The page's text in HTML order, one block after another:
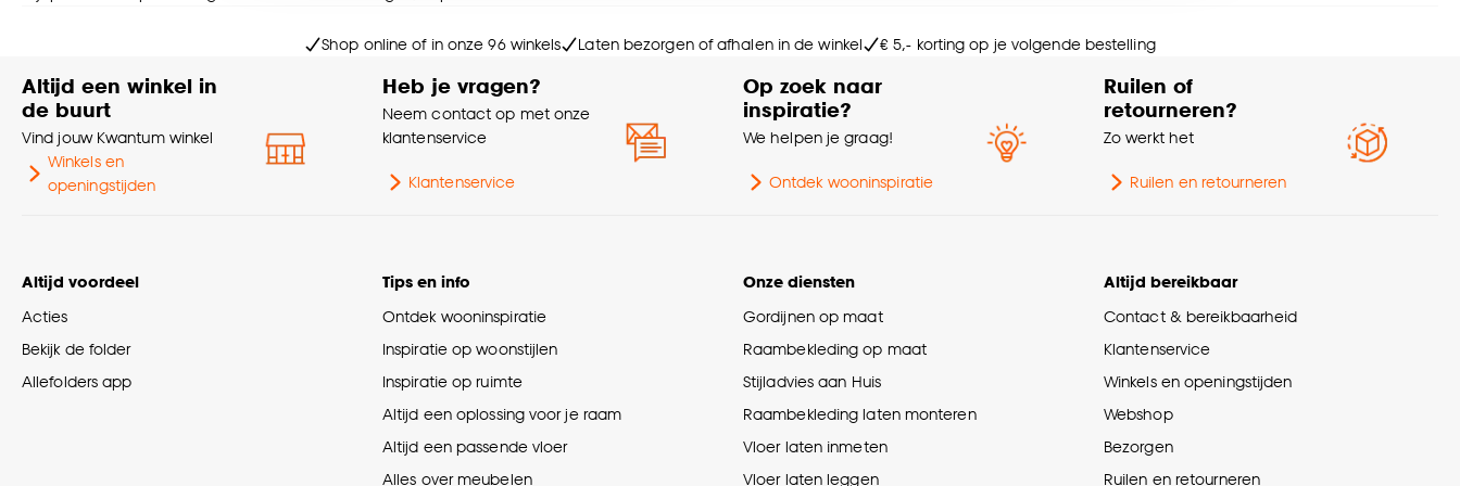
Goed om te weten is dat je deze keuze altijd nog kan aanpassen, bekijk hiervoor onze
Lichtsterkte (lm)
2
Type fitting
Modern
Spot
Shop online of in onze 96 winkels Laten bezorgen of afhalen in de winkel € 5,- korting op je volgende bestelling
Altijd een winkel in
de buurt
Vind jouw Kwantum winkel
Winkels en
openingstijden
Heb je vragen?
Neem contact op met onze
klantenservice
Klantenservice
Op zoek naar
inspiratie?
We helpen je graag!
Ontdek wooninspiratie
Ruilen of
retourneren?
Zo werkt het
Ruilen en retourneren
Altijd voordeel
Acties
Bekijk de folder
Allefolders app
Tips en info
Ontdek wooninspiratie
Inspiratie op woonstijlen
Inspiratie op ruimte
Altijd een oplossing voor je raam
Altijd een passende vloer
Alles over meubelen
Onze diensten
Gordijnen op maat
Raambekleding op maat
Stijladvies aan Huis
Raambekleding laten monteren
Vloer laten inmeten
Vloer laten leggen
Altijd bereikbaar
Contact & bereikbaarheid
Klantenservice
Winkels en openingstijden
Webshop
Bezorgen
Ruilen en retourneren